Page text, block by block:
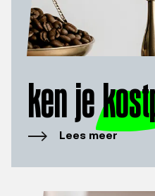
ken je
Lees meer